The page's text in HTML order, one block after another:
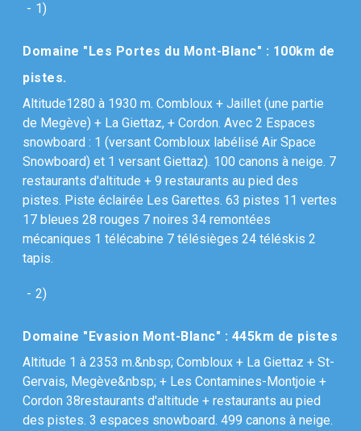
- 1)
Domaine "Les Portes du Mont-Blanc" : 100km de
pistes.
Altitude1280 à 1930 m. Combloux + Jaillet (une partie
de Megève) + La Giettaz, + Cordon. Avec 2 Espaces
snowboard : 1 (versant Combloux labélisé Air Space
Snowboard) et 1 versant Giettaz). 100 canons à neige. 7
restaurants d'altitude + 9 restaurants au pied des
pistes. Piste éclairée Les Garettes. 63 pistes 11 vertes
17 bleues 28 rouges 7 noires 34 remontées
mécaniques 1 télécabine 7 télésièges 24 téléskis 2
tapis.
- 2)
Domaine "Evasion Mont-Blanc" : 445km de pistes
Altitude 1 à 2353 m.&nbsp; Combloux + La Giettaz + St-
Gervais, Megève&nbsp; + Les Contamines-Montjoie +
Cordon 38restaurants d'altitude + restaurants au pied
des pistes. 3 espaces snowboard. 499 canons à neige.